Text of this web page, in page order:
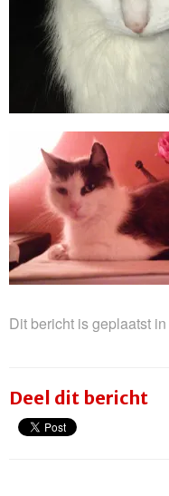
Dit bericht is geplaatst in
Deel dit bericht